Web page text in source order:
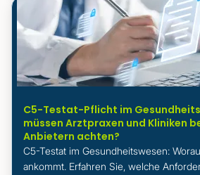
C5-Testat-Pflicht im
müssen Arztpraxen und Kliniken
Anbietern achten?
C5-Testat im Gesundheitswesen:
ankommt. Erfahren Sie, welche